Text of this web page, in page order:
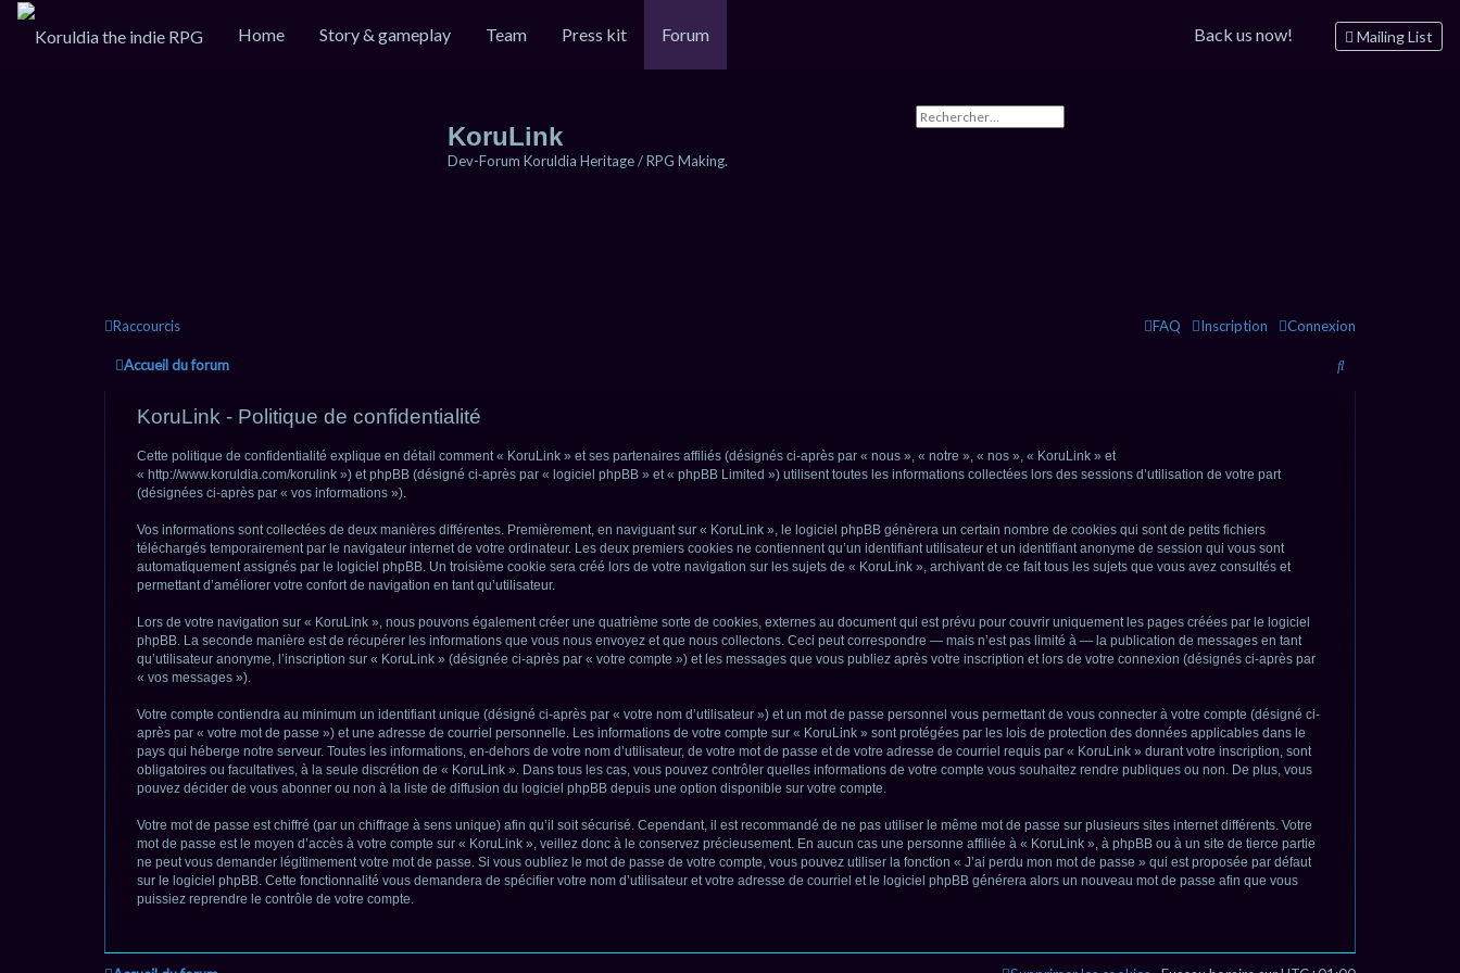
Home Story & gameplay Team Press kit Forum Mailing List
Back us now!
KoruLink
Dev-Forum Koruldia Heritage / RPG Making.
Raccourcis Connexion
Inscription
FAQ
Accueil du forum
R
KoruLink - Politique de confidentialité
Cette politique de confidentialité explique en détail comment « KoruLink » et ses partenaires affiliés (désignés ci-après par « nous », « notre », « nos », « KoruLink » et
« http://www.koruldia.com/korulink ») et phpBB (désigné ci-après par « logiciel phpBB » et « phpBB Limited ») utilisent toutes les informations collectées lors des sessions d’utilisation de votre part
(désignées ci-après par « vos informations »).
Vos informations sont collectées de deux manières différentes. Premièrement, en naviguant sur « KoruLink », le logiciel phpBB génèrera un certain nombre de cookies qui sont de petits fichiers
téléchargés temporairement par le navigateur internet de votre ordinateur. Les deux premiers cookies ne contiennent qu’un identifiant utilisateur et un identifiant anonyme de session qui vous sont
automatiquement assignés par le logiciel phpBB. Un troisième cookie sera créé lors de votre navigation sur les sujets de « KoruLink », archivant de ce fait tous les sujets que vous avez consultés et
permettant d’améliorer votre confort de navigation en tant qu’utilisateur.
Lors de votre navigation sur « KoruLink », nous pouvons également créer une quatrième sorte de cookies, externes au document qui est prévu pour couvrir uniquement les pages créées par le logiciel
phpBB. La seconde manière est de récupérer les informations que vous nous envoyez et que nous collectons. Ceci peut correspondre — mais n’est pas limité à — la publication de messages en tant
qu’utilisateur anonyme, l’inscription sur « KoruLink » (désignée ci-après par « votre compte ») et les messages que vous publiez après votre inscription et lors de votre connexion (désignés ci-après par
« vos messages »).
Votre compte contiendra au minimum un identifiant unique (désigné ci-après par « votre nom d’utilisateur ») et un mot de passe personnel vous permettant de vous connecter à votre compte (désigné ci-
après par « votre mot de passe ») et une adresse de courriel personnelle. Les informations de votre compte sur « KoruLink » sont protégées par les lois de protection des données applicables dans le
pays qui héberge notre serveur. Toutes les informations, en-dehors de votre nom d’utilisateur, de votre mot de passe et de votre adresse de courriel requis par « KoruLink » durant votre inscription, sont
obligatoires ou facultatives, à la seule discrétion de « KoruLink ». Dans tous les cas, vous pouvez contrôler quelles informations de votre compte vous souhaitez rendre publiques ou non. De plus, vous
pouvez décider de vous abonner ou non à la liste de diffusion du logiciel phpBB depuis une option disponible sur votre compte.
Votre mot de passe est chiffré (par un chiffrage à sens unique) afin qu’il soit sécurisé. Cependant, il est recommandé de ne pas utiliser le même mot de passe sur plusieurs sites internet différents. Votre
mot de passe est le moyen d’accès à votre compte sur « KoruLink », veillez donc à le conservez précieusement. En aucun cas une personne affiliée à « KoruLink », à phpBB ou à un site de tierce partie
ne peut vous demander légitimement votre mot de passe. Si vous oubliez le mot de passe de votre compte, vous pouvez utiliser la fonction « J’ai perdu mon mot de passe » qui est proposée par défaut
sur le logiciel phpBB. Cette fonctionnalité vous demandera de spécifier votre nom d’utilisateur et votre adresse de courriel et le logiciel phpBB générera alors un nouveau mot de passe afin que vous
puissiez reprendre le contrôle de votre compte.